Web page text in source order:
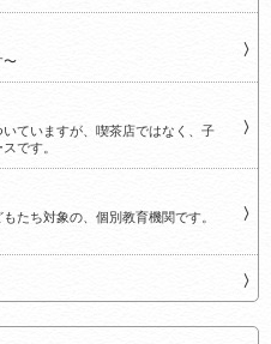
〜
いていますが、喫茶店ではなく、子
です。
たち対象の、個別教育機関です。